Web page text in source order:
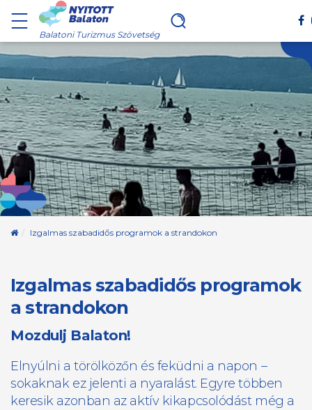
Balatoni Turizmus Szövetség
Kezdőoldal
Izgalmas szabadidős programok a strandokon
Izgalmas szabadidős programok
a strandokon
Mozdulj Balaton!
Elnyúlni a törölközőn és feküdni a napon –
sokaknak ez jelenti a nyaralást. Egyre többen
keresik azonban az aktív kikapcsolódást még a